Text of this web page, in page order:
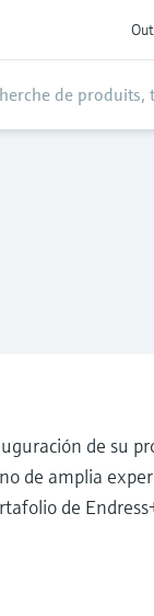
de su
de amplia
de